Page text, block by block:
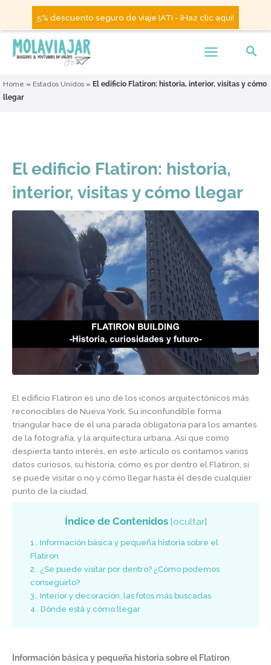
5% descuento seguro de viaje IATI - ¡Haz clic aquí!
Home » Estados Unidos » El edificio Flatiron: historia, interior, visitas y cómo
llegar
El edificio Flatiron: historia,
interior, visitas y cómo llegar
El edificio Flatiron es uno de los iconos arquitectónicos más
reconocibles de Nueva York. Su inconfundible forma
triangular hace de él una parada obligatoria para los amantes
de la fotografía, y la arquitectura urbana. Así que como
despierta tanto interés, en este artículo os contamos varios
datos curiosos, su historia, cómo es por dentro el Flatiron, si
se puede visitar o no y cómo llegar hasta él desde cualquier
punto de la ciudad.
Índice de Contenidos [ocultar]
1. Información básica y pequeña historia sobre el
Flatiron
2. ¿Se puede visitar por dentro? ¿Cómo podemos
conseguirlo?
3. Interior y decoración, las fotos más buscadas
4. Dónde está y cómo llegar
Información básica y pequeña historia sobre el Flatiron